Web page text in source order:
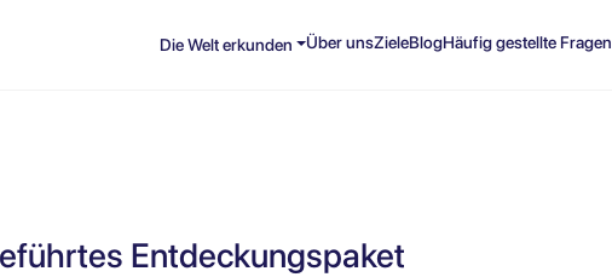
Die Welt erkunden Über unsZieleBlogHäufig gestellte Fragen
Entdeckungspaket